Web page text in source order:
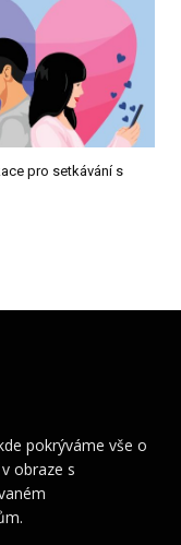
pro setkávání s
pokrýváme vše o
obraze s